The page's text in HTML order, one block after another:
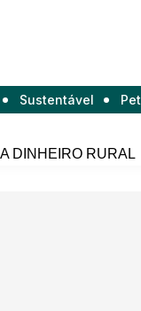
Sustentável Pet
DINHEIRO RURAL